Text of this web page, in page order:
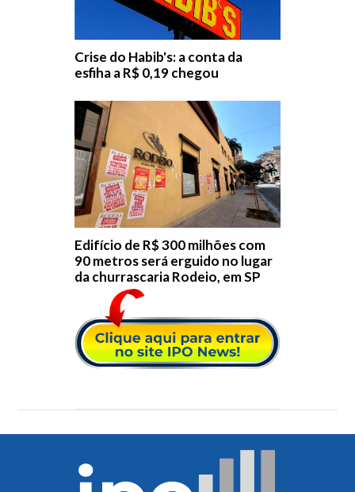
Crise do Habib's: a conta da
esfiha a R$ 0,19 chegou
Edifício de R$ 300 milhões com
90 metros será erguido no lugar
da churrascaria Rodeio, em SP